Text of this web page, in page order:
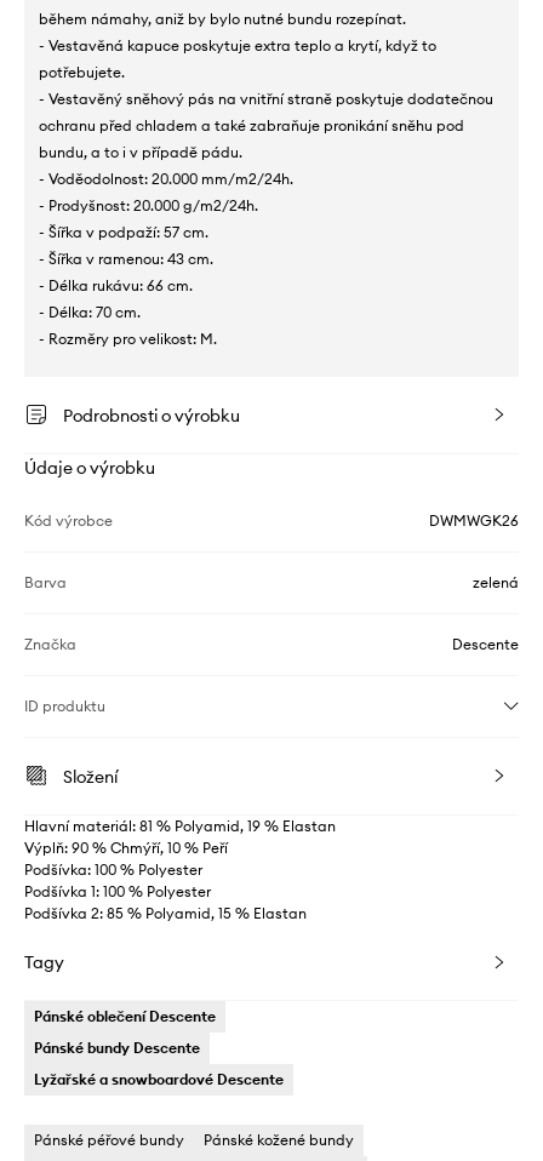
během námahy, aniž by bylo nutné bundu rozepínat.
- Vestavěná kapuce poskytuje extra teplo a krytí, když to
potřebujete.
- Vestavěný sněhový pás na vnitřní straně poskytuje dodatečnou
ochranu před chladem a také zabraňuje pronikání sněhu pod
bundu, a to i v případě pádu.
- Voděodolnost: 20.000 mm/m2/24h.
- Prodyšnost: 20.000 g/m2/24h.
- Šířka v podpaží: 57 cm.
- Šířka v ramenou: 43 cm.
- Délka rukávu: 66 cm.
- Délka: 70 cm.
- Rozměry pro velikost: M.
Podrobnosti o výrobku
Údaje o výrobku
Kód výrobce DWMWGK26
Barva zelená
Značka Descente
ID produktu
Složení
Hlavní materiál: 81 % Polyamid, 19 % Elastan
Výplň: 90 % Chmýří, 10 % Peří
Podšívka: 100 % Polyester
Podšívka 1: 100 % Polyester
Podšívka 2: 85 % Polyamid, 15 % Elastan
Tagy
Pánské oblečení Descente
Pánské bundy Descente
Lyžařské a snowboardové Descente
Pánské péřové bundy
Pánské kožené bundy